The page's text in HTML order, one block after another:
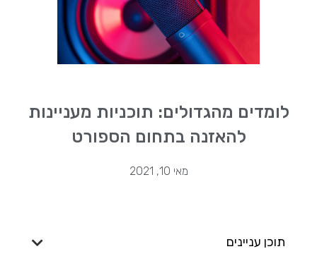
לומדים מהגדולים: תוכניות מעניינות
להאזנה בתחום הספורט
מאי 10, 2021
תוכן עניינים